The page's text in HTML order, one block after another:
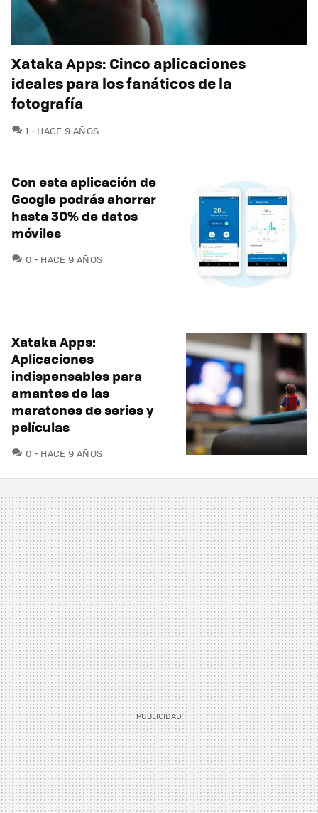
Xataka Apps: Cinco aplicaciones
ideales para los fanáticos de la
fotografía
1 COMENTARIOS
HACE 9 AÑOS
Con esta aplicación de
Google podrás ahorrar
hasta 30% de datos
móviles
0 COMENTARIOS
HACE 9 AÑOS
Xataka Apps:
Aplicaciones
indispensables para
amantes de las
maratones de series y
películas
0 COMENTARIOS
HACE 9 AÑOS